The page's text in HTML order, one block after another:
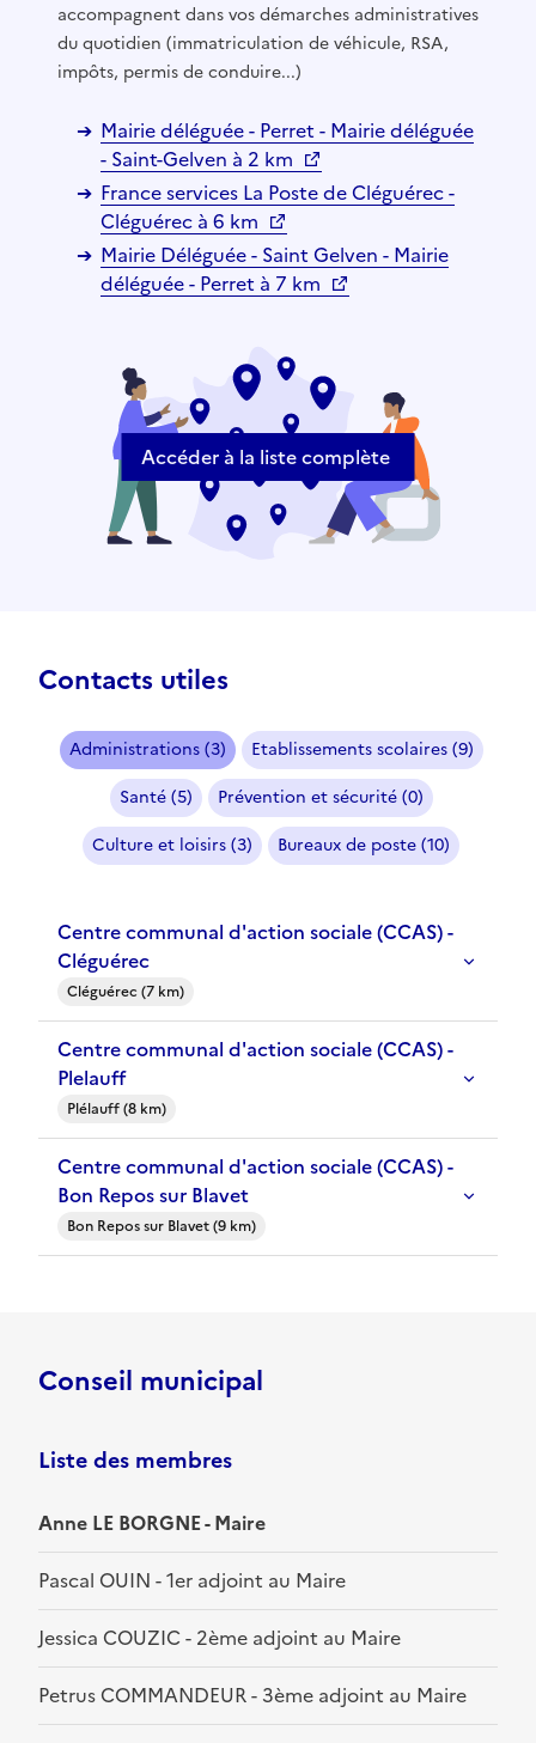
accompagnent dans vos démarches administratives
du quotidien (immatriculation de véhicule, RSA,
impôts, permis de conduire...)
Mairie déléguée - Perret - Mairie déléguée
- Saint-Gelven à 2 km
France services La Poste de Cléguérec -
Cléguérec à 6 km
Mairie Déléguée - Saint Gelven - Mairie
déléguée - Perret à 7 km
Accéder à la liste complète
Contacts utiles
Administrations (3)
Etablissements scolaires (9)
Santé (5)
Prévention et sécurité (0)
Culture et loisirs (3)
Bureaux de poste (10)
Centre communal d'action sociale (CCAS) -
Cléguérec
Cléguérec (7 km)
Centre communal d'action sociale (CCAS) -
Plelauff
Plélauff (8 km)
Centre communal d'action sociale (CCAS) -
Bon Repos sur Blavet
Bon Repos sur Blavet (9 km)
Conseil municipal
Liste des membres
Anne LE BORGNE - Maire
Pascal OUIN - 1er adjoint au Maire
Jessica COUZIC - 2ème adjoint au Maire
Petrus COMMANDEUR - 3ème adjoint au Maire